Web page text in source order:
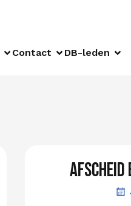
Contact DB-leden